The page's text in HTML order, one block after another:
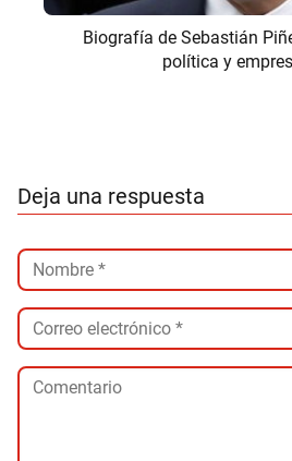
Biografía de Sebastián
política y
Deja una respuesta